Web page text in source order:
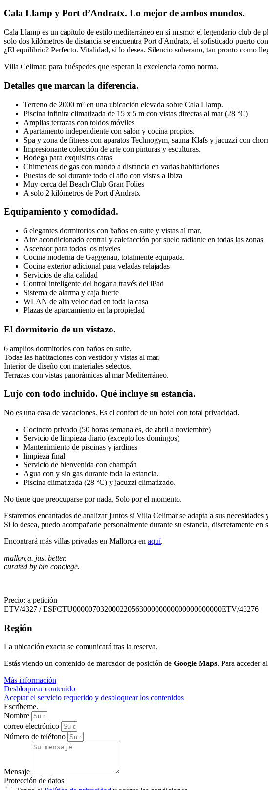
Cala Llamp y Port d’Andratx. Lo mejor de ambos mundos.
Cala Llamp es un capítulo de estilo mediterráneo en sí mismo: el legendario club de
solo dos kilómetros de distancia se encuentra Port d'Andratx, el sofisticado puerto
¿El equilibrio? Perfecto. Vitalidad, si lo desea. Silencio soberano, tan pronto como
Villa Celimar: para huéspedes que esperan la excelencia como norma.
Detalles que marcan la diferencia.
Terreno de 2000 m² en una ubicación elevada sobre Cala Llamp.
Piscina infinita climatizada de 15 x 5 m con vistas directas al mar (28 °C)
Amplias terrazas con toldos móviles
Apartamento independiente con salón y cocina propios.
Spa y zona de fitness con aparatos Technogym, sauna Klafs y jacuzzi con
Impresionante colección de arte con pinturas y esculturas.
Bodega para exquisitas catas
Chimeneas de gas con mando a distancia en varias habitaciones
Puestas de sol durante todo el año con vistas a Ibiza
Muy cerca del Beach Club Gran Folies
A solo 2 kilómetros de Port d'Andratx
Equipamiento y comodidad.
6 elegantes dormitorios con baños en suite y vistas al mar.
Aire acondicionado central y calefacción por suelo radiante en todas las zonas
Ascensor para todos los niveles
Cocina moderna de Gaggenau, totalmente equipada.
Cocina exterior adicional para veladas relajadas
Servicios de alta calidad
Control inteligente del hogar a través del iPad
Sistema de alarma y caja fuerte
WLAN de alta velocidad en toda la casa
Plazas de aparcamiento en la propiedad
El dormitorio de un vistazo.
6 amplios dormitorios con baños en suite.
Todas las habitaciones con vestidor y vistas al mar.
Interior de diseño con materiales selectos.
Terrazas con vistas panorámicas al mar Mediterráneo.
Lujo con todo incluido. Qué incluye su estancia.
No es una casa de vacaciones. Es el confort de un hotel con total privacidad.
Cocinero privado (50 horas semanales, de abril a noviembre)
Servicio de limpieza diario (excepto los domingos)
Mantenimiento de piscinas y jardines
limpieza final
Servicio de bienvenida con champán
Agua con y sin gas durante toda la estancia.
Piscina climatizada (28 °C) y jacuzzi climatizado.
No tiene que preocuparse por nada. Solo por el momento.
Estaremos encantados de analizar juntos si Villa Celimar se adapta a sus necesidades
Si lo desea, puedo acompañarle personalmente durante su estancia, discretamente en
Encontrará más villas privadas en Mallorca en aquí.
mallorca. just better.
curated by bm conciege.
Precio: a petición
ETV/4327 / ESFCTU00000703200022056300000000000000000000ETV/43276
Región
La ubicación exacta se comunicará tras la reserva.
Estás viendo un contenido de marcador de posición de Google Maps. Para acceder
Más información
Desbloquear contenido
Aceptar el servicio requerido y desbloquear los contenidos
Escríbeme.
Nombre
correo electrónico
Número de teléfono
Mensaje
Protección de datos